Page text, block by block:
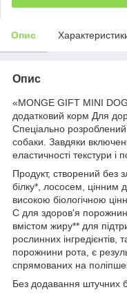
Опис
Опис
«MONGE GIFT MINI
додатковий корм Для
Спеціально
собаки. Завдяки
еластичності текстури і
Продукт, створений без
білку*, лососем, цінним
високою біологічною
С для здоров'я
вмістом жиру** для
рослинних інгредієнтів,
порожнини рота, є
спрямованих на
Без додавання штучних